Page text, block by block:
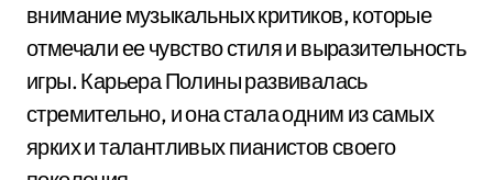
внимание музыкальных критиков, которые
отмечали ее чувство стиля и выразительность
игры. Карьера Полины развивалась
стремительно, и она стала одним из самых
ярких и талантливых пианистов своего